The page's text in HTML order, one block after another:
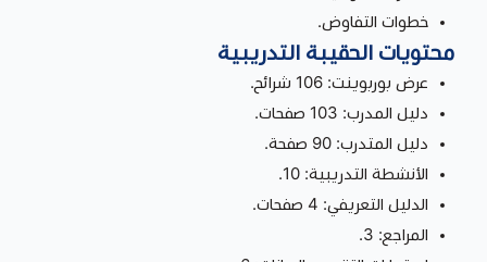
خطوات التفاوض.
محتويات الحقيبة التدريبية
عرض بوربوينت: 106 شرائح.
دليل المدرب: 103 صفحات.
دليل المتدرب: 90 صفحة.
الأنشطة التدريبية: 10.
الدليل التعريفي: 4 صفحات.
المراجع: 3.